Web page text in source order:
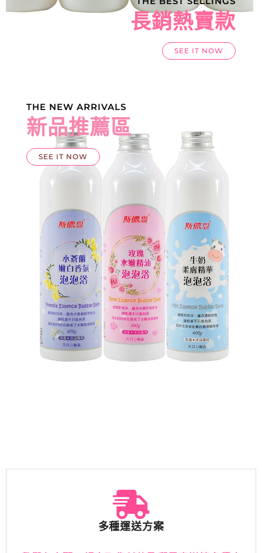
長銷熱賣款
SEE IT NOW
THE NEW ARRIVALS
新品推薦區
SEE IT NOW
多種運送方案